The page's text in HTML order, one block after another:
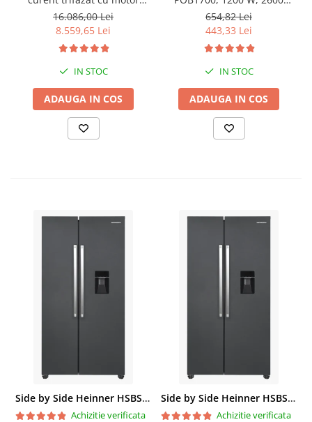
diesel Hyundai DHY8600SE-
T, putere motor 12 CP,
Putere maxima 7.9 kVA,
tensiune 380 / 220 V +
Automatizare trifazata
ATS12-3P
16.086,00 Lei
8.559,65 Lei
IN STOC
ADAUGA IN COS
Rpm cu 12 freze pentru
lemn incluse in pachet
654,82 Lei
443,33 Lei
IN STOC
ADAUGA IN COS
Side by Side Heinner HSBS-HM439NFINVDGWDE++, Total No Frost, Compresor Inverter, Dozator Apa, Display Touch LED, 439 L, Clasa E, Gri Antracit Texturat
Achizitie verificata
Side by Side Heinner HSBS-HM439NFINVDGWDE++, Total No Frost, Compresor Inverter, Dozator Apa, Display Touch LED, 439 L, Clasa E, Gri Antracit Texturat
Achizitie verificata